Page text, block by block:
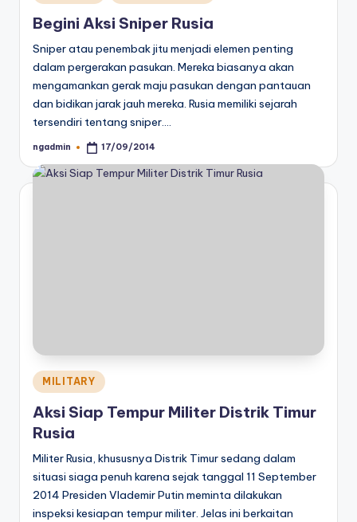
in
Begini Aksi Sniper Rusia
Sniper atau penembak jitu menjadi elemen penting
dalam pergerakan pasukan. Mereka biasanya akan
mengamankan gerak maju pasukan dengan pantauan
dan bidikan jarak jauh mereka. Rusia memiliki sejarah
tersendiri tentang sniper.…
Posted
ngadmin 17/09/2014
Posted
in
MILITARY
Aksi Siap Tempur Militer Distrik Timur
Rusia
Militer Rusia, khususnya Distrik Timur sedang dalam
situasi siaga penuh karena sejak tanggal 11 September
2014 Presiden Vlademir Putin meminta dilakukan
inspeksi kesiapan tempur militer. Jelas ini berkaitan